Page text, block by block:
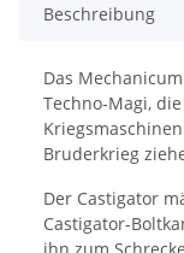
Beschreibung
Das
Techno-Magi,
Bruderkrieg
Der Castigator
Castigator-